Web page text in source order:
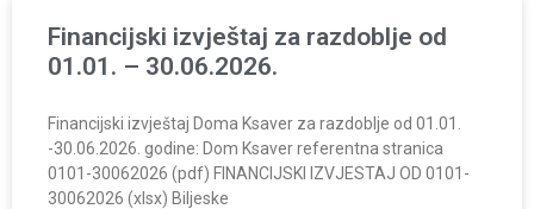
Financijski izvještaj za razdoblje od
01.01. – 30.06.2026.
Financijski izvještaj Doma Ksaver za razdoblje od 01.01.
-30.06.2026. godine: Dom Ksaver referentna stranica
0101-30062026 (pdf) FINANCIJSKI IZVJESTAJ OD 0101-
30062026 (xlsx) Biljeske